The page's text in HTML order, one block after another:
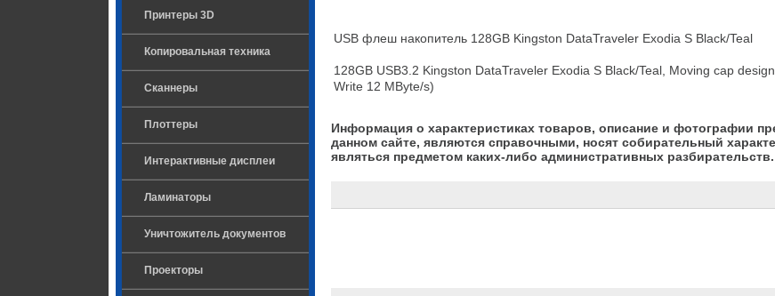
Принтеры 3D
Копировальная техника
Сканнеры
Плоттеры
Интерактивные дисплеи
Ламинаторы
Уничтожитель документов
Проекторы
USB флеш накопитель 128GB Kingston DataTraveler Exodia S Black/Teal
128GB USB3.2 Kingston DataTraveler Exodia S Black/Teal, Moving cap
Write 12 MByte/s)
Информация о характеристиках товаров, описание и фотографии
данном сайте, являются справочными, носят собирательный
являться предметом каких-либо административных разбирательств.